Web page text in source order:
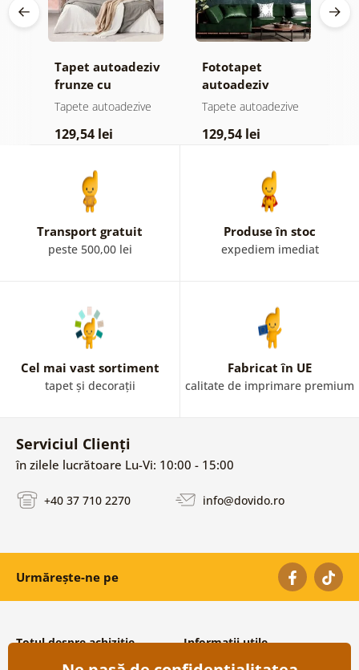
Tapet autoadeziv
frunze cu
atingere
Tapete autoadezive
129,54 lei
Fototapet
autoadeziv
pădure în ceață
Tapete autoadezive
129,54 lei
Transport gratuit
peste 500,00 lei
Produse în stoc
expediem imediat
Cel mai vast sortiment
tapet și decorații
Fabricat în UE
calitate de imprimare premium
Serviciul Clienți
în zilele lucrătoare Lu-Vi: 10:00 - 15:00
+40 37 710 2270 info@dovido.ro
Urmărește-ne pe
Totul despre achiziție Informații utile